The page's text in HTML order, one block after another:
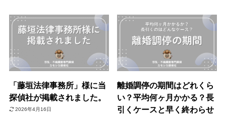
「藤垣法律事務所」様に当
探偵社が掲載されました。
2026年4月16日
離婚調停の期間はどれくら
い？平均何ヶ月かかる？長
引くケースと早く終わらせ